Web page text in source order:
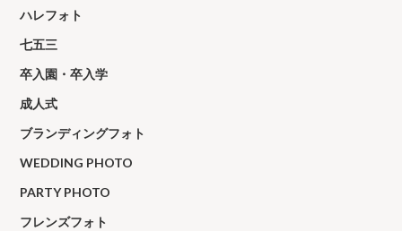
ハレフォト
七五三
卒入園・卒入学
成人式
ブランディングフォト
WEDDING PHOTO
PARTY PHOTO
フレンズフォト